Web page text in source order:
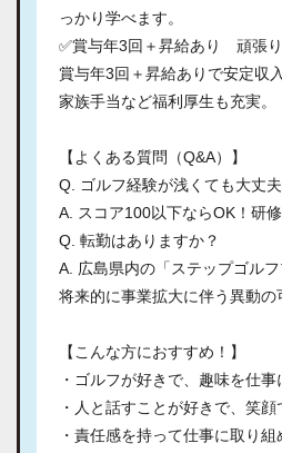
っかり学べます。
✅賞与年3回＋昇給あり 頑張り
賞与年3回＋昇給ありで安定収
家族手当など福利厚生も充実。
【よくある質問（Q&A）】
Q. ゴルフ経験が浅くても大丈夫
A. スコア100以下ならOK！研
Q. 転勤はありますか？
A. 広島県内の「ステップゴルフ
将来的に事業拡大に伴う異動の
【こんな方におすすめ！】
・ゴルフが好きで、趣味を仕
・人と話すことが好きで、笑
・責任感を持って仕事に取り